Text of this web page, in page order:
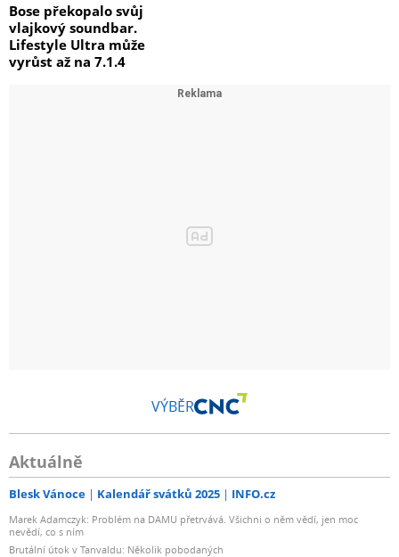
Bose překopalo svůj
vlajkový soundbar.
Lifestyle Ultra může
vyrůst až na 7.1.4
VÝBĚR
Aktuálně
Blesk Vánoce Kalendář svátků 2025 INFO.cz
Marek Adamczyk: Problém na DAMU přetrvává. Všichni o něm vědí, jen moc
nevědí, co s ním
Brutální útok v Tanvaldu: Několik pobodaných